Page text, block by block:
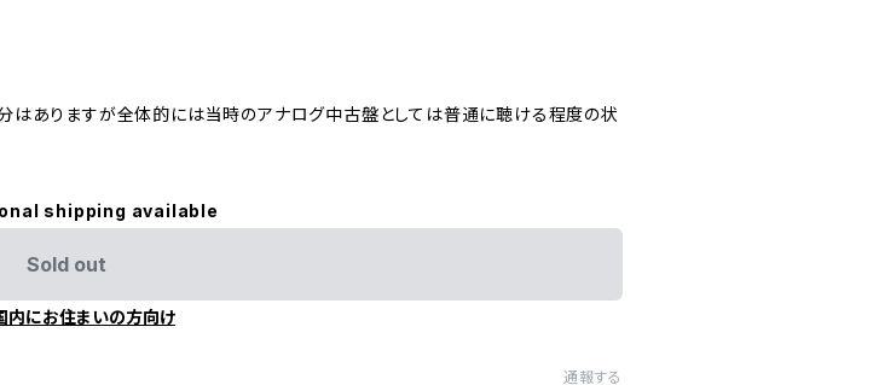
はありますが全体的には当時のアナログ中古盤としては普通に聴ける程度の状
shipping available
Sold out
内にお住まいの方向け
通報する